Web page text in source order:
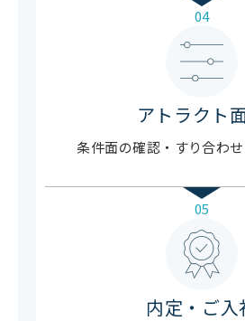
04
アトラクト
条件面の確認・すり合わせ
05
内定・ご入